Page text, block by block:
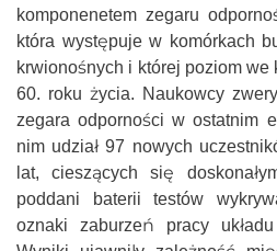
komponenetem zegaru
która występuje w komórkach
krwionośnych i której poziom
60. roku życia. Naukowcy
zegara odporności w ostatnim
nim udział 97 nowych
lat, cieszących się
poddani baterii testów
oznaki zaburzeń pracy układu